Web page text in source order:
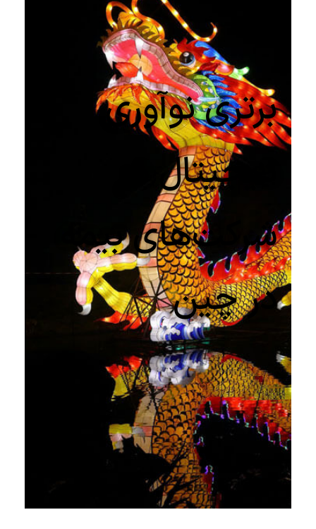
برتری نوآوری
دیجیتال در
شرکت‌‌های بیمه
در چین